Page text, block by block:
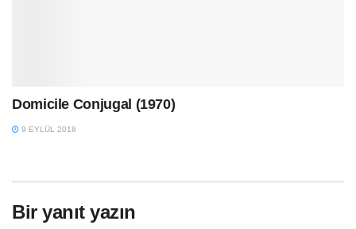
Domicile Conjugal (1970)
9 EYLÜL 2018
Bir yanıt yazın